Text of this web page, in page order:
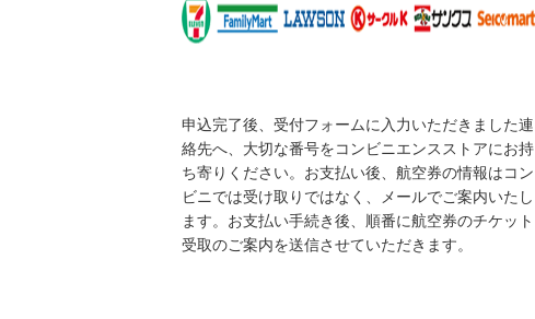
申込完了後、受付フォームに入力いただきました連
絡先へ、大切な番号をコンビニエンスストアにお持
ち寄りください。お支払い後、航空券の情報はコン
ビニでは受け取りではなく、メールでご案内いたし
ます。お支払い手続き後、順番に航空券のチケット
受取のご案内を送信させていただきます。